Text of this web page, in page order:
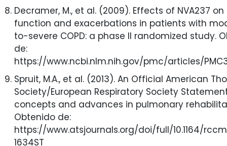
Decramer, M., et al. (2009). Effects of NVA237
function and exacerbations in patients with
to-severe COPD: a phase II randomized study.
de:
https://www.ncbi.nlm.nih.gov/pmc/articles/
Spruit, M.A., et al. (2013). An Official American
Society/European Respiratory Society
concepts and advances in pulmonary
Obtenido de:
https://www.atsjournals.org/doi/full/10.1164/
1634ST